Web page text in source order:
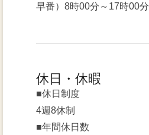
早番）8時00分～17時00分
休日・休暇
■休日制度
4週8休制
■年間休日数